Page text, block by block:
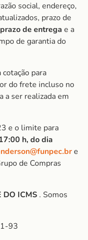
social, endereço,
prazo de
prazo de entrega e a
de garantia do
para
do frete incluso no
a ser realizada em
e o limite para
h, do dia
e
de Compras
DO ICMS . Somos
93